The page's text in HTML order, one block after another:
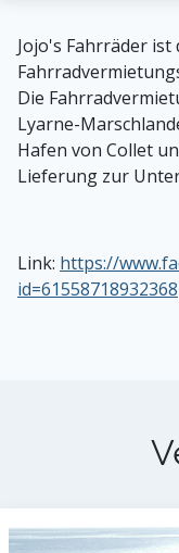
Jojo's Fahrräder
Die
Lyarne-
Hafen von Collet
Lieferung zur
Link: https://
id=61558718932368